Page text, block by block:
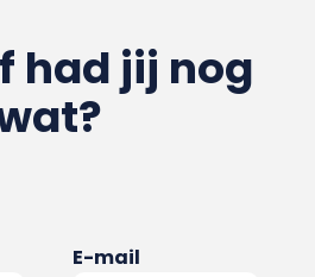
had jij nog
E-mail